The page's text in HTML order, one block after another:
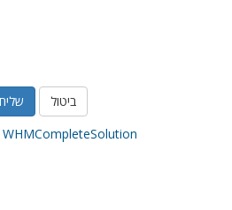
ביטול
WHMCompleteSolution